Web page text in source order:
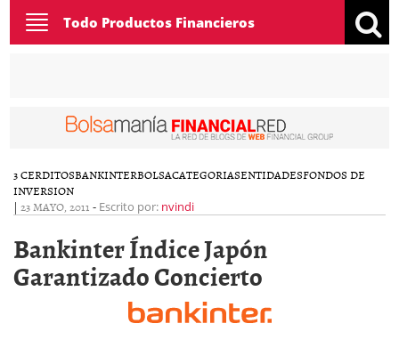
Toggle
navigation
Todo Productos Financieros
3 CERDITOSBANKINTERBOLSACATEGORIASENTIDADESFONDOS DE
INVERSION
| 23 MAYO, 2011 - Escrito por: nvindi
Bankinter Índice Japón
Garantizado Concierto